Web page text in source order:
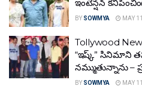
ఇంటెన్షన్
BY SOWMYA MAY
Tollywood
“ఇష్క్” సినిమాని
న‌మ్ముతున్నాను –
BY SOWMYA MAY